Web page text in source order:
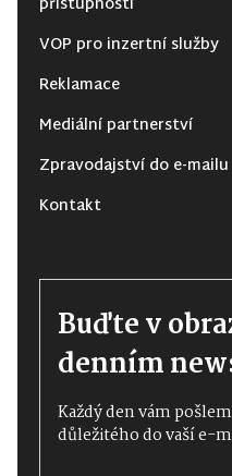
VOP pro inzertní služby
Reklamace
Mediální partnerství
Zpravodajství do e-mailu
Kontakt
Buďte v
denním
Každý den vám
důležitého do vaší e-